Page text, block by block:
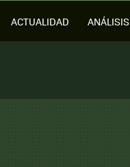
ACTUALIDAD ANÁLISIS